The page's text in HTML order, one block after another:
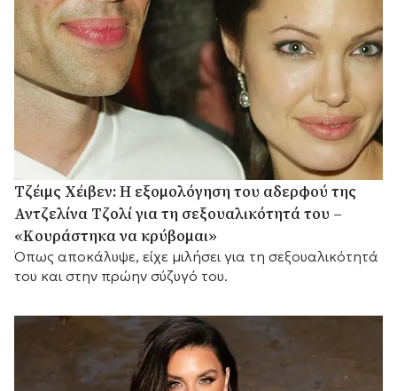
Τζέιμς Χέιβεν: Η εξομολόγηση του αδερφού της
Αντζελίνα Τζολί για τη σεξουαλικότητά του –
«Κουράστηκα να κρύβομαι»
Όπως αποκάλυψε, είχε μιλήσει για τη σεξουαλικότητά
του και στην πρώην σύζυγό του.